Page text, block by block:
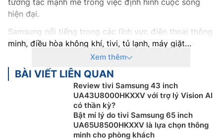
hiện đại.
Samsung nổi tiếng trong các lĩnh vực điện thoại thông
minh, điều hòa không khí, tivi, tủ lạnh, máy giặt…
Không chỉ sở hữu thiết kế hiện đại mà còn được trang
bị nhiều công nghệ hiện đại hàng đầu hiện nay.
Riêng lĩnh vực tivi, Samsung đã tạo nên một tên tuổi
vượt trội với sự đổi mới và chất lượng hàng đầu.Tivi
được đánh giá cao về thiết kế tinh tế, chất
lượng hình ảnh đỉnh cao và tích hợp công nghệ tiên
tiến. Với một loạt các dòng sản phẩm, bao gồm QLED,
Xem thêm
BÀI VIẾT LIÊN QUAN
Review tivi Samsung 43 inch
UA43U8000HKXXV với trợ lý Vision AI
có thần kỳ?
Bật mí lý do tivi Samsung 65 inch
UA65U8500HKXXV là lựa chọn thông
minh cho phòng khách